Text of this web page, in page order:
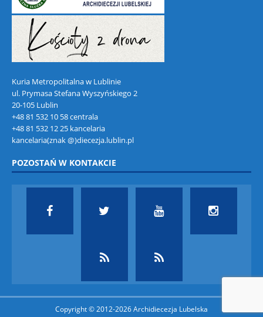
Kuria Metropolitalna w Lublinie
ul. Prymasa Stefana Wyszyńskiego 2
20-105 Lublin
+48 81 532 10 58 centrala
+48 81 532 12 25 kancelaria
kancelaria(znak @)diecezja.lublin.pl
POZOSTAŃ W KONTAKCIE
Copyright © 2012-2026 Archidiecezja Lubelska